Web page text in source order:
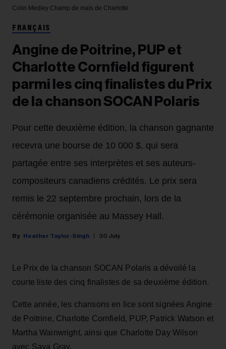
Colin Medley Champ de maïs de Charlotte
FRANÇAIS
Angine de Poitrine, PUP et
Charlotte Cornfield figurent
parmi les cinq finalistes du Prix
de la chanson SOCAN Polaris
Pour cette deuxième édition, la chanson gagnante
recevra une bourse de 10 000 $, qui sera
partagée entre ses interprètes et ses auteurs-
compositeurs canadiens crédités. Le prix sera
remis le 22 septembre prochain, lors de la
cérémonie organisée au Massey Hall.
Heather Taylor-Singh 30 July
Le Prix de la chanson SOCAN Polaris a dévoilé la
courte liste des cinq finalistes de sa deuxième édition.
Cette année, les chansons en lice sont signées Angine
de Poitrine, Charlotte Cornfield, PUP, Patrick Watson et
Martha Wainwright, ainsi que Charlotte Day Wilson
avec Saya Gray.